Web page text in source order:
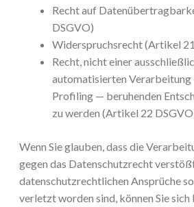
Recht auf
DSGVO)
Widerspruchsrecht (Artikel
Recht, nicht einer
automatisierten
Profiling — beruhenden
zu werden (Artikel 22
Wenn Sie glauben, dass die
gegen das Datenschutzrecht
datenschutzrechtlichen Ansprüche
verletzt worden sind, können Sie sich